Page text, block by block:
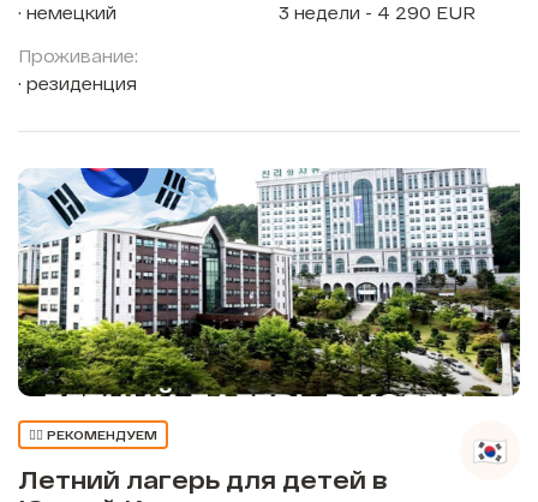
немецкий
Проживание:
резиденция
3 недели - 4 290 EUR
👍🏼 РЕКОМЕНДУЕМ
Летний лагерь для детей в